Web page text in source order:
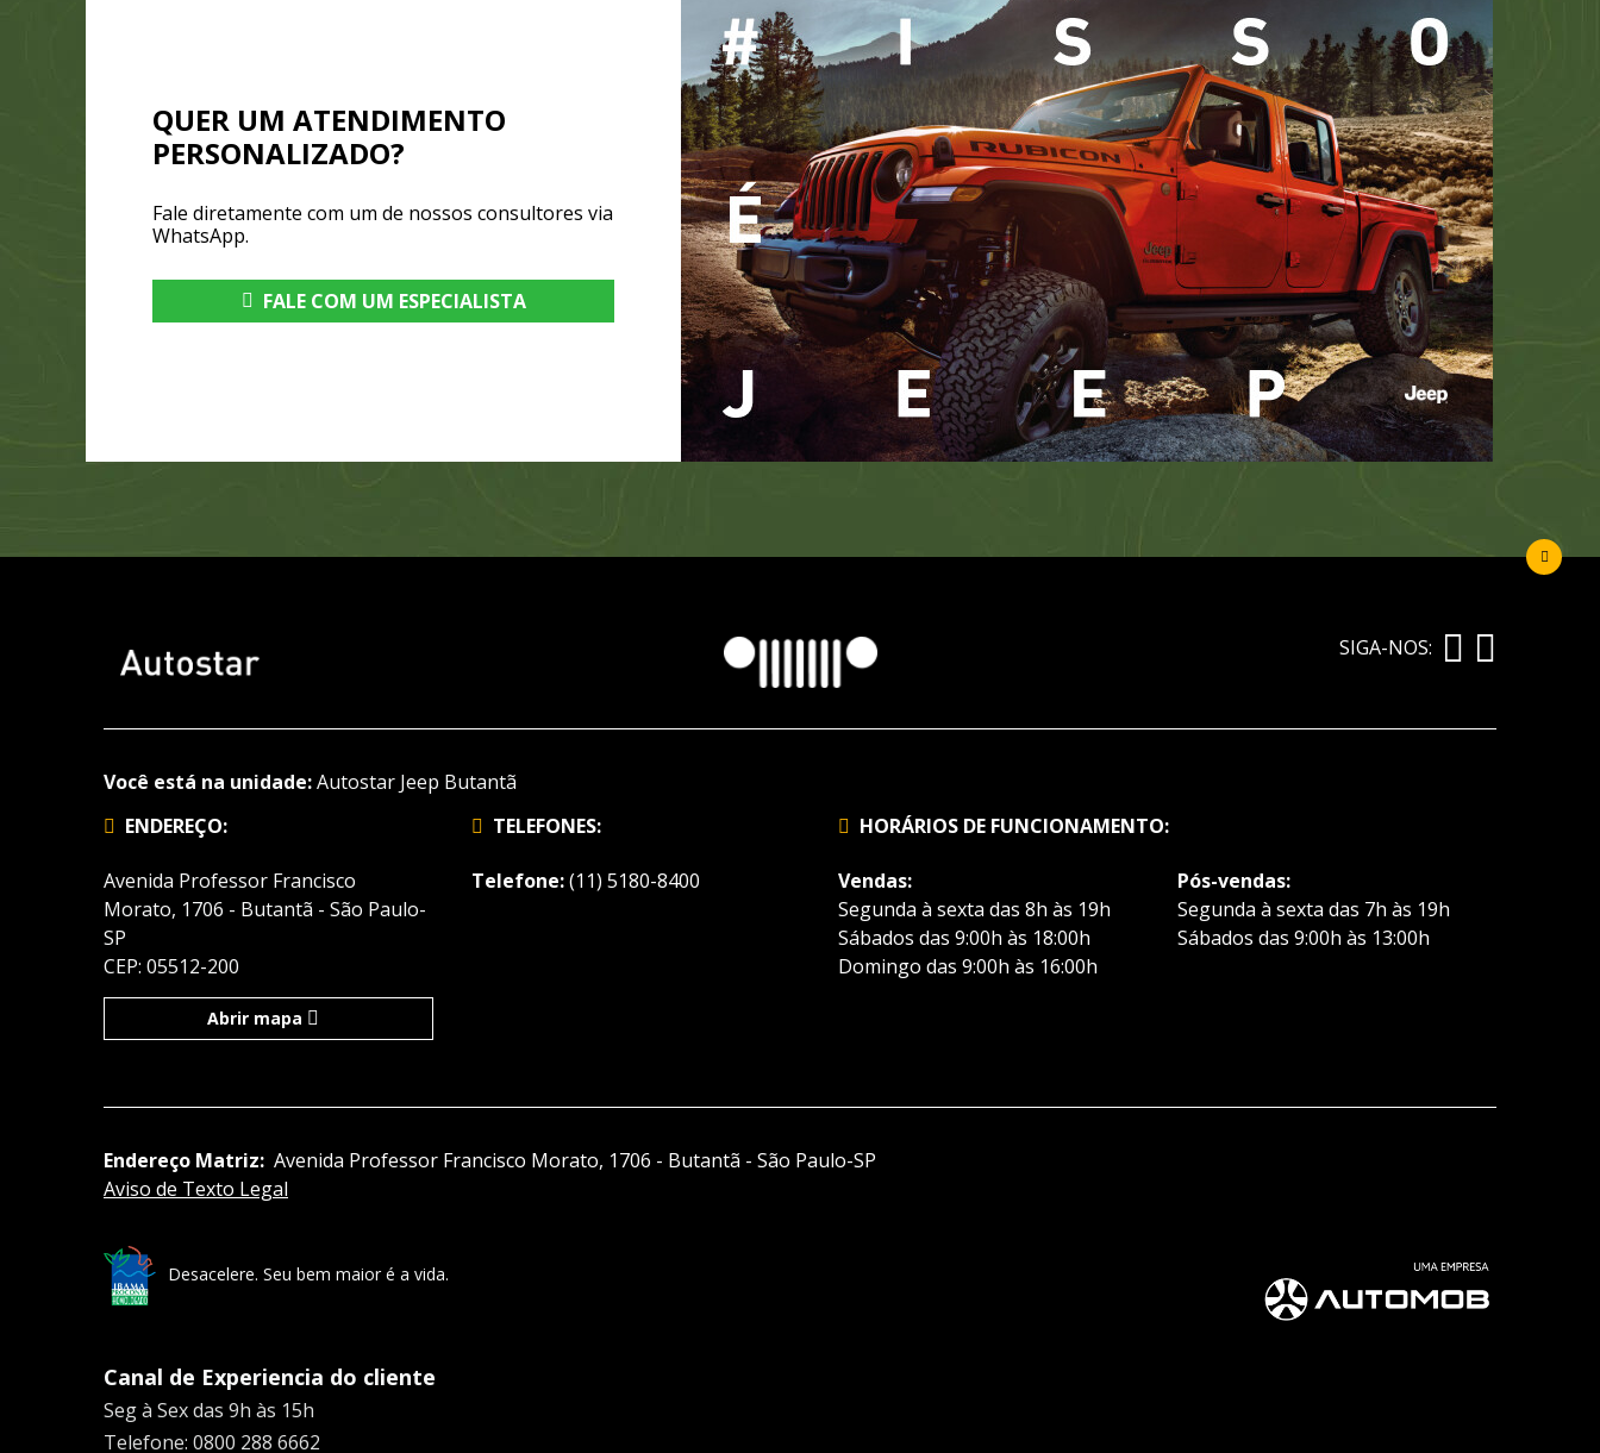
QUER UM ATENDIMENTO
PERSONALIZADO?
Fale diretamente com um de nossos consultores via
WhatsApp.
FALE COM UM ESPECIALISTA
SIGA-NOS:
Você está na unidade:Autostar Jeep Butantã
ENDEREÇO:
Avenida Professor Francisco
Morato, 1706 - Butantã - São Paulo-
SP
CEP: 05512-200
Abrir mapa
TELEFONES:
Telefone:(11) 5180-8400
HORÁRIOS DE FUNCIONAMENTO:
Vendas:
Segunda à sexta das 8h às 19h
Sábados das 9:00h às 18:00h
Domingo das 9:00h às 16:00h
Pós-vendas:
Segunda à sexta das 7h às 19h
Sábados das 9:00h às 13:00h
Endereço Matriz: Avenida Professor Francisco Morato, 1706 - Butantã - São Paulo-SP
Aviso de Texto Legal
Desacelere. Seu bem maior é a vida.
Canal de Experiencia do cliente
Seg à Sex das 9h às 15h
Telefone: 0800 288 6662